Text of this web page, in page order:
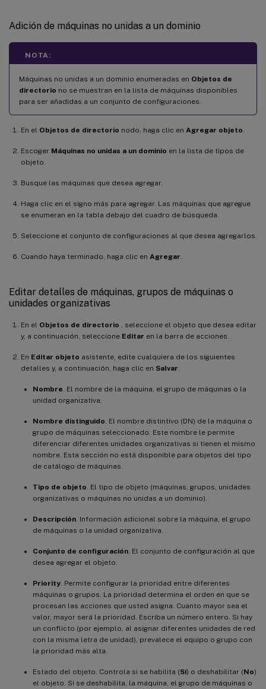
Adición de máquinas no unidas a un dominio
NOTA:
Máquinas no unidas a un dominio enumeradas en Objetos de
directorio no se muestran en la lista de máquinas disponibles
para ser añadidas a un conjunto de configuraciones.
En el Objetos de directorio nodo, haga clic en Agregar objeto
Escoger Máquinas no unidas a un dominio en la lista de tipos de
objeto.
Busque las máquinas que desea agregar.
Haga clic en el signo más para agregar. Las máquinas que agregue
se enumeran en la tabla debajo del cuadro de búsqueda.
Seleccione el conjunto de configuraciones al que desea agregarlos.
Cuando haya terminado, haga clic en Agregar
Editar detalles de máquinas, grupos de máquinas o
unidades organizativas
En el Objetos de directorio , seleccione el objeto que desea editar
y, a continuación, seleccione Editar en la barra de acciones.
En Editar objeto asistente, edite cualquiera de los siguientes
detalles y, a continuación, haga clic en Salvar
Nombre . El nombre de la máquina, el grupo de máquinas o la
unidad organizativa.
Nombre distinguido . El nombre distintivo (DN) de la máquina o
grupo de máquinas seleccionado. Este nombre le permite
diferenciar diferentes unidades organizativas si tienen el mismo
nombre. Esta sección no está disponible para objetos del tipo
de catálogo de máquinas.
Tipo de objeto . El tipo de objeto (máquinas, grupos, unidades
organizativas o máquinas no unidas a un dominio).
Descripción . Información adicional sobre la máquina, el grupo
de máquinas o la unidad organizativa.
Conjunto de configuración . El conjunto de configuración al que
desea agregar el objeto.
Priority . Permite configurar la prioridad entre diferentes
máquinas o grupos. La prioridad determina el orden en que se
procesan las acciones que usted asigna. Cuanto mayor sea el
valor, mayor será la prioridad. Escriba un número entero. Si hay
un conflicto (por ejemplo, al asignar diferentes unidades de red
con la misma letra de unidad), prevalece el equipo o grupo con
la prioridad más alta.
Estado del objeto. Controla si se habilita (Sí) o deshabilitar (No)
el objeto. Si se deshabilita, la máquina, el grupo de máquinas o